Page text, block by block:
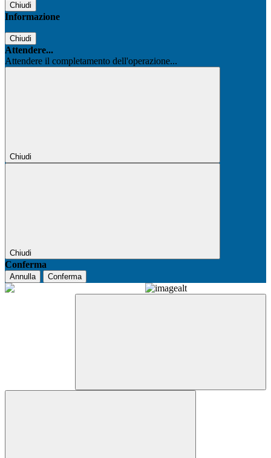
Chiudi
Informazione
Chiudi
Attendere...
Attendere il completamento dell'operazione...
Chiudi
Chiudi
Conferma
Annulla Conferma